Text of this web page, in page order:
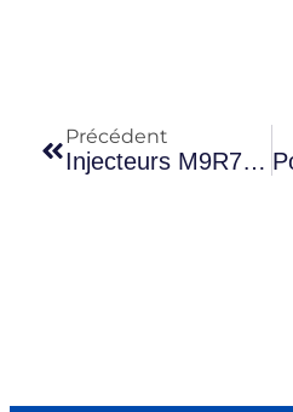
Précédent
Injecteurs M9R710 Reconditionnés : Compatibilité Et Codage.